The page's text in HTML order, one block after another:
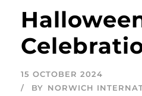
15 OCTOBER 2024
BY NORWICH